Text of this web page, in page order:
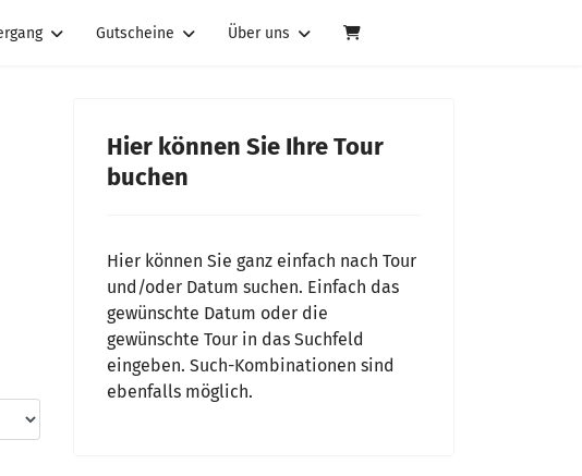
Gutscheine Über uns
Hier können Sie Ihre Tour
buchen
Hier können Sie ganz einfach nach Tour
und/oder Datum suchen. Einfach das
gewünschte Datum oder die
gewünschte Tour in das Suchfeld
eingeben. Such-Kombinationen sind
ebenfalls möglich.